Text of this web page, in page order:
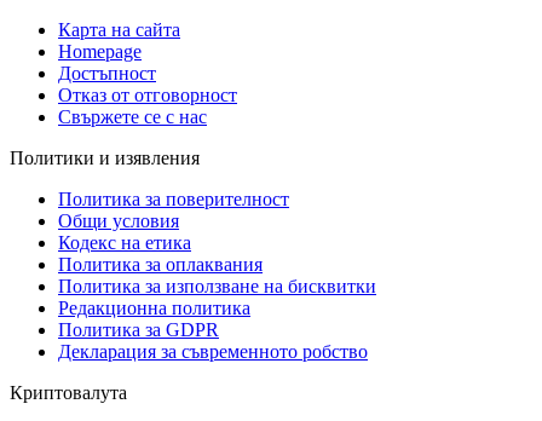
Карта на сайта
Homepage
Достъпност
Отказ от отговорност
Свържете се с нас
Политики и изявления
Политика за поверителност
Общи условия
Кодекс на етика
Политика за оплаквания
Политика за използване на бисквитки
Редакционна политика
Политика за GDPR
Декларация за съвременното робство
Криптовалута